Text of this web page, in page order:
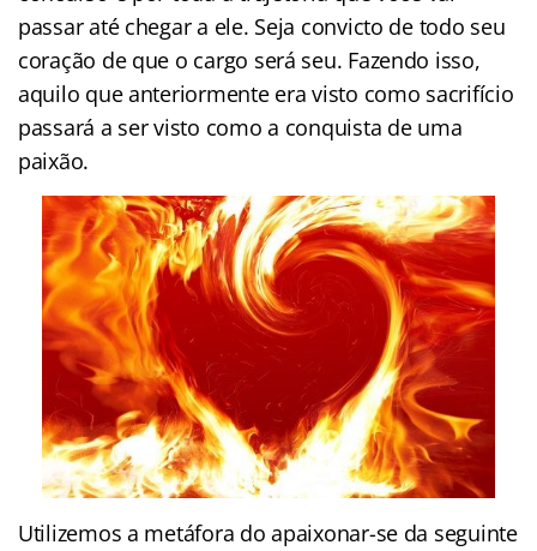
passar até chegar a ele. Seja convicto de todo seu
coração de que o cargo será seu. Fazendo isso,
aquilo que anteriormente era visto como sacrifício
passará a ser visto como a conquista de uma
paixão.
Utilizemos a metáfora do apaixonar-se da seguinte